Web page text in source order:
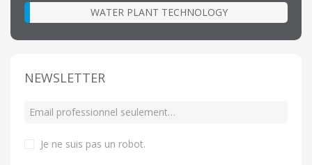
WATER PLANT TECHNOLOGY
NEWSLETTER
Je ne suis pas un robot.